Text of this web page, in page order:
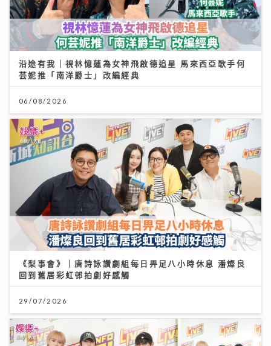
沿途有我｜視林憶蓮為女神飛啟德追星 馬來西亞歌手何
芸妮推「南洋爵士」改編經典
06/08/2026
《梨事會》｜唐詩詠讚劇組每日畀足八小時休息 潘燦良
回到舊居彩虹邨拍劇好感觸
29/07/2026